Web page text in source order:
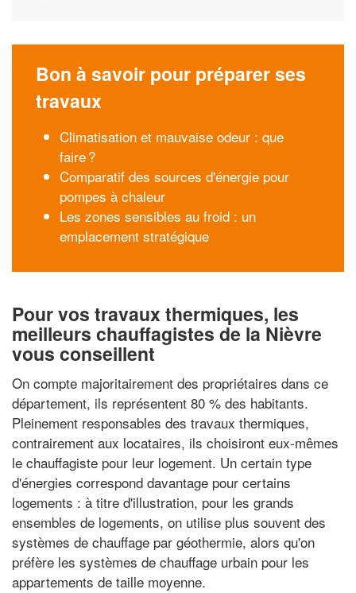
Bon à savoir pour préparer ses
travaux
Climatisation et mauvaise odeur : que
faire ?
Comparatif des sources d'énergie pour
pompes à chaleur
Les zones sensibles au froid : un
emplacement stratégique
Pour vos travaux thermiques, les
meilleurs chauffagistes de la Nièvre
vous conseillent
On compte majoritairement des propriétaires dans ce
département, ils représentent 80 % des habitants.
Pleinement responsables des travaux thermiques,
contrairement aux locataires, ils choisiront eux-mêmes
le chauffagiste pour leur logement. Un certain type
d'énergies correspond davantage pour certains
logements : à titre d'illustration, pour les grands
ensembles de logements, on utilise plus souvent des
systèmes de chauffage par géothermie, alors qu'on
préfère les systèmes de chauffage urbain pour les
appartements de taille moyenne.